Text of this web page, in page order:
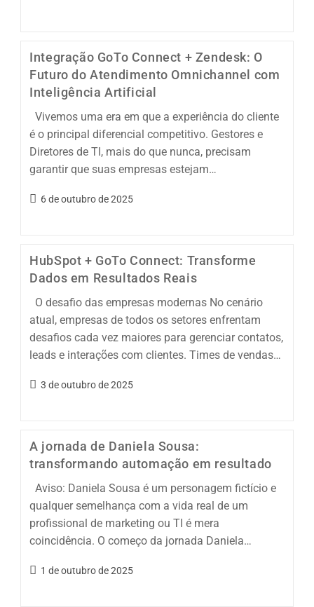
Integração GoTo Connect + Zendesk: O
Futuro do Atendimento Omnichannel com
Inteligência Artificial
Vivemos uma era em que a experiência do cliente
é o principal diferencial competitivo. Gestores e
Diretores de TI, mais do que nunca, precisam
garantir que suas empresas estejam…
6 de outubro de 2025
HubSpot + GoTo Connect: Transforme
Dados em Resultados Reais
O desafio das empresas modernas No cenário
atual, empresas de todos os setores enfrentam
desafios cada vez maiores para gerenciar contatos,
leads e interações com clientes. Times de vendas…
3 de outubro de 2025
A jornada de Daniela Sousa:
transformando automação em resultado
Aviso: Daniela Sousa é um personagem fictício e
qualquer semelhança com a vida real de um
profissional de marketing ou TI é mera
coincidência. O começo da jornada Daniela…
1 de outubro de 2025